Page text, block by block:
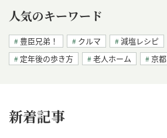
人気のキーワード
豊臣兄弟！ クルマ 減塩レシピ
定年後の歩き方
老人ホーム 京都
新着記事